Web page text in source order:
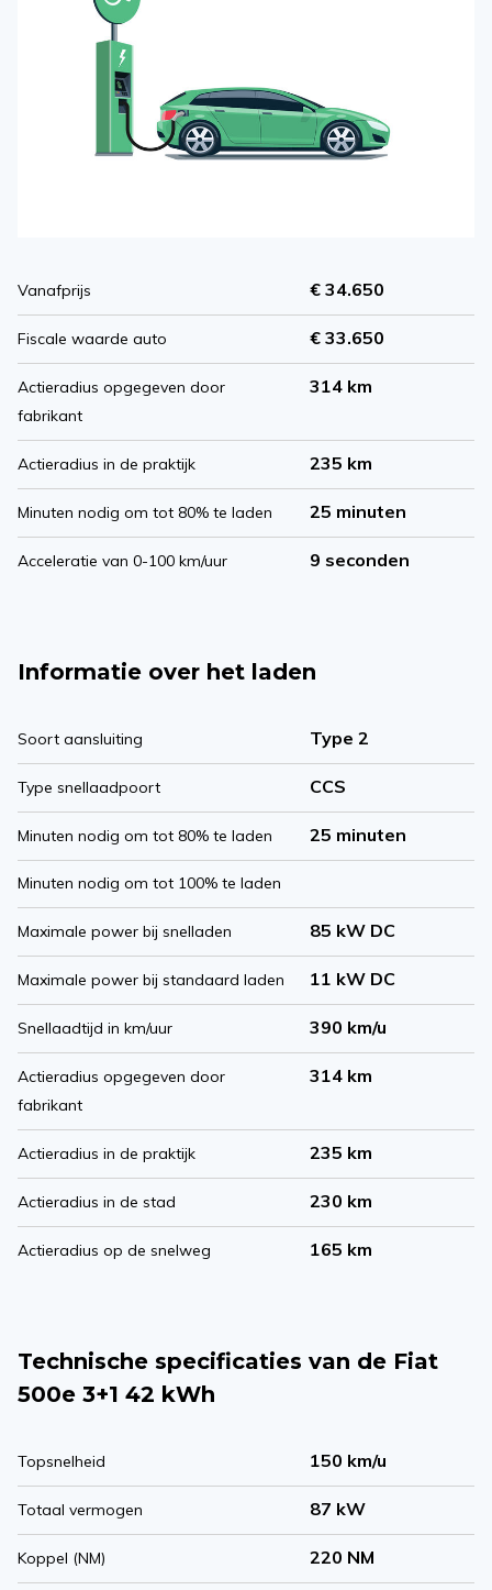
Vanafprijs € 34.650
Fiscale waarde auto € 33.650
Actieradius opgegeven door
fabrikant
314 km
Actieradius in de praktijk 235 km
Minuten nodig om tot 80% te laden 25 minuten
Acceleratie van 0-100 km/uur 9 seconden
Informatie over het laden
Soort aansluiting Type 2
Type snellaadpoort CCS
Minuten nodig om tot 80% te laden 25 minuten
Minuten nodig om tot 100% te laden
Maximale power bij snelladen 85 kW DC
Maximale power bij standaard laden 11 kW DC
Snellaadtijd in km/uur 390 km/u
Actieradius opgegeven door
fabrikant
314 km
Actieradius in de praktijk 235 km
Actieradius in de stad 230 km
Actieradius op de snelweg 165 km
Technische specificaties van de Fiat
500e 3+1 42 kWh
Topsnelheid 150 km/u
Totaal vermogen 87 kW
Koppel (NM) 220 NM